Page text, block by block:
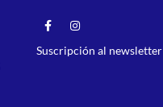
Suscripción al newsletter